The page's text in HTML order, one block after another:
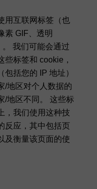
用互联网标签（也
素 GIF、透明
。 我们可能会通过
些标签和 cookie，
括您的 IP 地址）
/地区对个人数据的
/地区不同。 这些标
，我们使用这种技
反应，其中包括页
及衡量该页面的使